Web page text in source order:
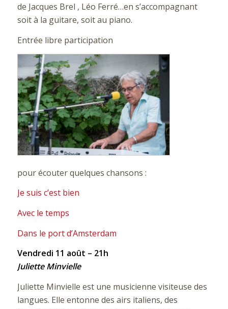
de Jacques Brel , Léo Ferré…en s’accompagnant
soit à la guitare, soit au piano.
Entrée libre participation
pour écouter quelques chansons :
Je suis c’est bien
Avec le temps
Dans le port d’Amsterdam
Vendredi 11 août – 21h
Juliette Minvielle
Juliette Minvielle est une musicienne visiteuse des
langues. Elle entonne des airs italiens, des